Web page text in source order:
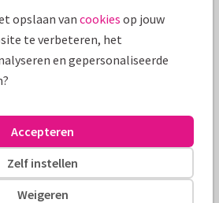
uit 6 luxe papiersoorten
vensterenvelop
de kaart
opslaan van cookies op jouw
te verbeteren, het
en gepersonaliseerde
Weigeren
Zelf instellen
Accepteren